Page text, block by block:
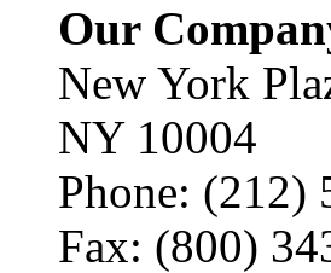
Our
New York
NY 10004
Phone: (212)
Fax: (800)